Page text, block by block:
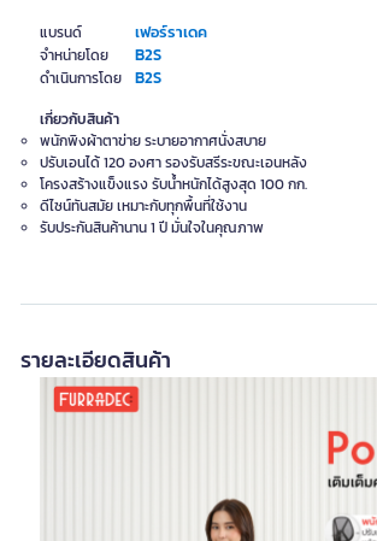
แบรนด์ เฟอร์ราเดค
จำหน่ายโดย B2S
ดำเนินการโดย B2S
เกี่ยวกับสินค้า
พนักพิงผ้าตาข่าย ระบายอากาศนั่งสบาย
ปรับเอนได้ 120 องศา รองรับสรีระขณะเอนหลัง
โครงสร้างแข็งแรง รับน้ำหนักได้สูงสุด 100 กก.
ดีไซน์ทันสมัย เหมาะกับทุกพื้นที่ใช้งาน
รับประกันสินค้านาน 1 ปี มั่นใจในคุณภาพ
รายละเอียดสินค้า